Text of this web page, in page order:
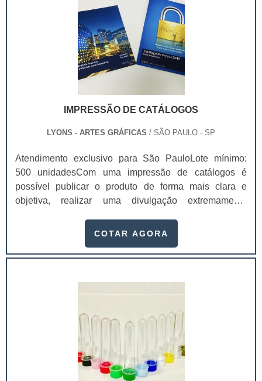
IMPRESSÃO DE CATÁLOGOS
LYONS - ARTES GRÁFICAS / SÃO PAULO - SP
Atendimento exclusivo para São PauloLote mínimo:
500 unidadesCom uma impressão de catálogos é
possível publicar o produto de forma mais clara e
objetiva, realizar uma divulgação extremamente
uma visão geral dos serviços oferecidos.Estes são só
serviço proporciona para as empresas e também para
ser chamado de “brochura” e atualmente é um impresso
catálogosFotos; Descrições;Preços;Entre outros.O
catálogo é ainda uma ótima forma para que as
empresas possam divulgar e vender seus produtos de
vários tipos, como por exemplo coleções de modas,
peças automotivas, segmento de cosméticos, entre
COTAR AGORA